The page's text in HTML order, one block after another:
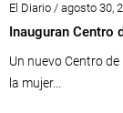
El Diario / agosto 30,
Inauguran Centro
Un nuevo Centro
la mujer...